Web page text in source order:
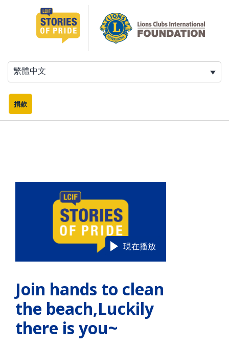
繁體中文
捐款
現在播放
Join hands to clean
the beach,Luckily
there is you~